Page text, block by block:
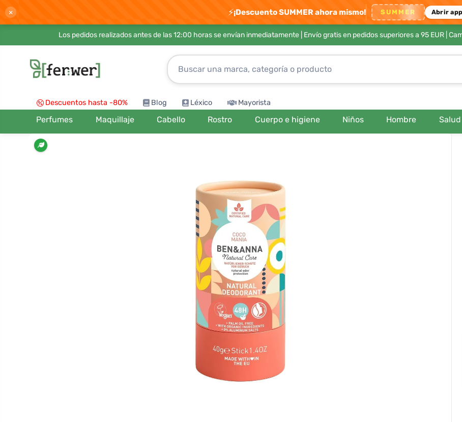
× ⚡¡Descuento SUMMER ahora mismo! SUMMER Abrir app
Los pedidos realizados antes de las 12:00 horas se envían inmediatamente | Envío gratis en pedidos superiores a 95 EUR|
Descuentos hasta -80% Blog Léxico Mayorista
Perfumes Maquillaje Cabello Rostro Cuerpo e higiene Niños Hombre Salud